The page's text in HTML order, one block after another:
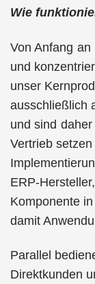
Wie
Von Anfang
und
unser
ausschließlich
und sind
Vertrieb
ERP-
Komponente
damit
Parallel
Direktkunden